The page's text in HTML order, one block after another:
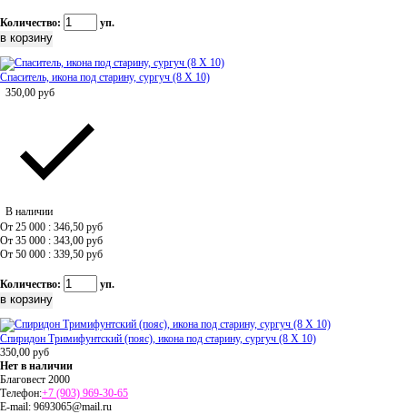
Количество: уп.
Спаситель, икона под старину, сургуч (8 Х 10)
350,00 руб
В наличии
От 25 000 : 346,50 руб
От 35 000 : 343,00 руб
От 50 000 : 339,50 руб
Количество: уп.
Спиридон Тримифунтский (пояс), икона под старину, сургуч (8 Х 10)
350,00 руб
Нет в наличии
Благовест 2000
Телефон:+7 (903) 969-30-65
E-mail: 9693065@mail.ru